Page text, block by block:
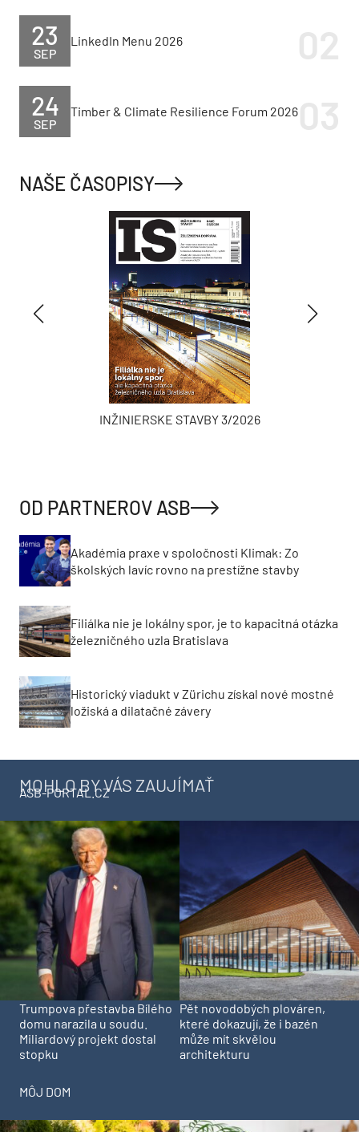
SEP
23 LinkedIn Menu 2026
SEP
24 Timber & Climate Resilience Forum 2026
NAŠE ČASOPISY
INŽINIERSKE STAVBY 3/2026
OD PARTNEROV ASB
Akadémia praxe v spoločnosti Klimak: Zo
školských lavíc rovno na prestížne stavby
Filiálka nie je lokálny spor, je to kapacitná otázka
železničného uzla Bratislava
Historický viadukt v Zürichu získal nové mostné
ložiská a dilatačné závery
MOHLO BY VÁS ZAUJÍMAŤ
ASB-PORTAL.CZ
Trumpova přestavba Bílého
domu narazila u soudu.
Miliardový projekt dostal
stopku
Pět novodobých plováren,
které dokazují, že i bazén
může mít skvělou
architekturu
MÔJ DOM